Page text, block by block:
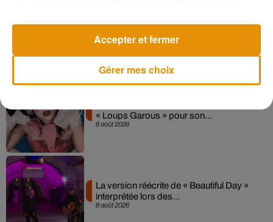
7 août 2026
Angèle et Amélie Lens dévoilent leur
collaboration tant attendue
6 août 2026
« Loups Garous » pour son...
6 août 2026
La version réécrite de « Beautiful Day »
interprétée lors des...
Gérer mes choix
Accepter et fermer